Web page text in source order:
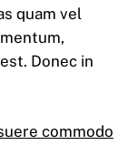
quam vel
Donec in
commodo